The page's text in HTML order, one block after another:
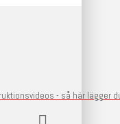
- så här lägger